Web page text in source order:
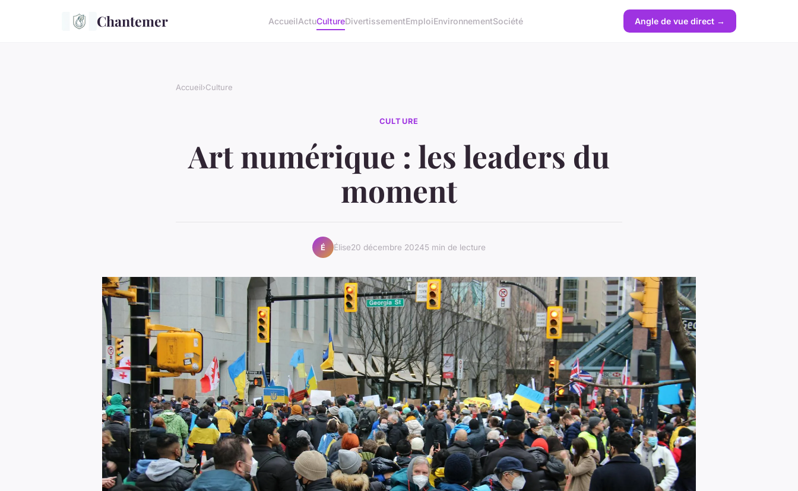
Chantemer AccueilActuCultureDivertissementEmploiEnvironnementSociété Angle de vue direct →
Accueil›Culture
CULTURE
Art numérique : les leaders du
moment
É Élise20 décembre 20245 min de lecture